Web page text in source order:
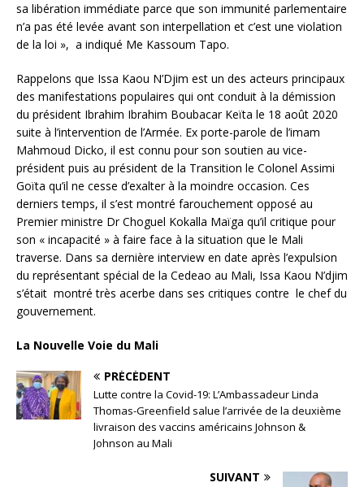
sa libération immédiate parce que son immunité parlementaire
n’a pas été levée avant son interpellation et c’est une violation
de la loi », a indiqué Me Kassoum Tapo.
Rappelons que Issa Kaou N’Djim est un des acteurs principaux
des manifestations populaires qui ont conduit à la démission
du président Ibrahim Ibrahim Boubacar Keïta le 18 août 2020
suite à l’intervention de l’Armée. Ex porte-parole de l’imam
Mahmoud Dicko, il est connu pour son soutien au vice-
président puis au président de la Transition le Colonel Assimi
Goïta qu’il ne cesse d’exalter à la moindre occasion. Ces
derniers temps, il s’est montré farouchement opposé au
Premier ministre Dr Choguel Kokalla Maïga qu’il critique pour
son « incapacité » à faire face à la situation que le Mali
traverse. Dans sa dernière interview en date après l’expulsion
du représentant spécial de la Cedeao au Mali, Issa Kaou N’djim
s’était montré très acerbe dans ses critiques contre le chef du
gouvernement.
La Nouvelle Voie du Mali
PRÉCÉDENT
Lutte contre la Covid-19: L’Ambassadeur Linda
Thomas-Greenfield salue l’arrivée de la deuxième
livraison des vaccins américains Johnson &
Johnson au Mali
SUIVANT